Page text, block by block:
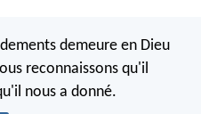
demeure en Dieu
reconnaissons qu'il
nous a donné.